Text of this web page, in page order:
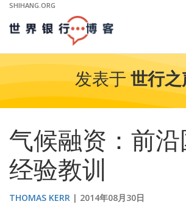
Skip
Main
Navigation
SHIHANG.ORG
发表于 世行之
气候融资：前沿
经验教训
THOMAS KERR 2014年08月30日